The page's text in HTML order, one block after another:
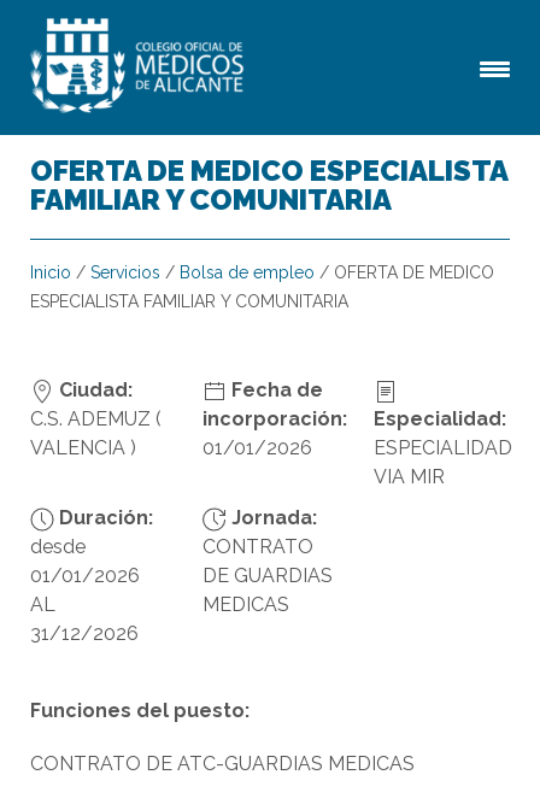
OFERTA DE MEDICO ESPECIALISTA
FAMILIAR Y COMUNITARIA
Inicio / Servicios / Bolsa de empleo / OFERTA DE MEDICO
ESPECIALISTA FAMILIAR Y COMUNITARIA
Ciudad:
C.S. ADEMUZ (
VALENCIA )
Fecha de
incorporación:
01/01/2026
Especialidad:
ESPECIALIDAD
VIA MIR
Duración:
desde
01/01/2026
AL
31/12/2026
Jornada:
CONTRATO
DE GUARDIAS
MEDICAS
Funciones del puesto:
CONTRATO DE ATC-GUARDIAS MEDICAS